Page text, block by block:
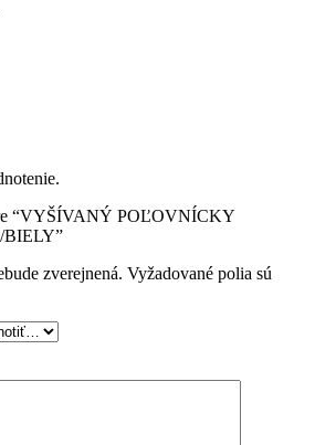
“VYŠÍVANÝ POĽOVNÍCKY
zverejnená. Vyžadované polia sú